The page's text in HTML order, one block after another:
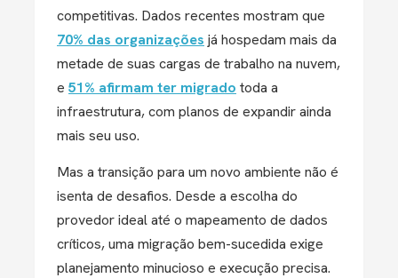
competitivas. Dados recentes mostram que
70% das organizações já hospedam mais da
metade de suas cargas de trabalho na nuvem,
e 51% afirmam ter migrado toda a
infraestrutura, com planos de expandir ainda
mais seu uso​.
Mas a transição para um novo ambiente não é
isenta de desafios. Desde a escolha do
provedor ideal até o mapeamento de dados
críticos, uma migração bem-sucedida exige
planejamento minucioso e execução precisa.